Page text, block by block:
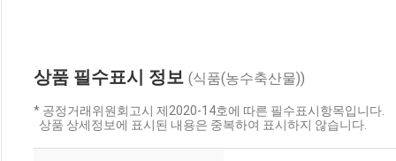
상품 필수표시 정보 (식품(농수축산물))
* 공정거래위원회고시 제2020-14호에 따른 필수표시항목입니다.
상품 상세정보에 표시된 내용은 중복하여 표시하지 않습니다.